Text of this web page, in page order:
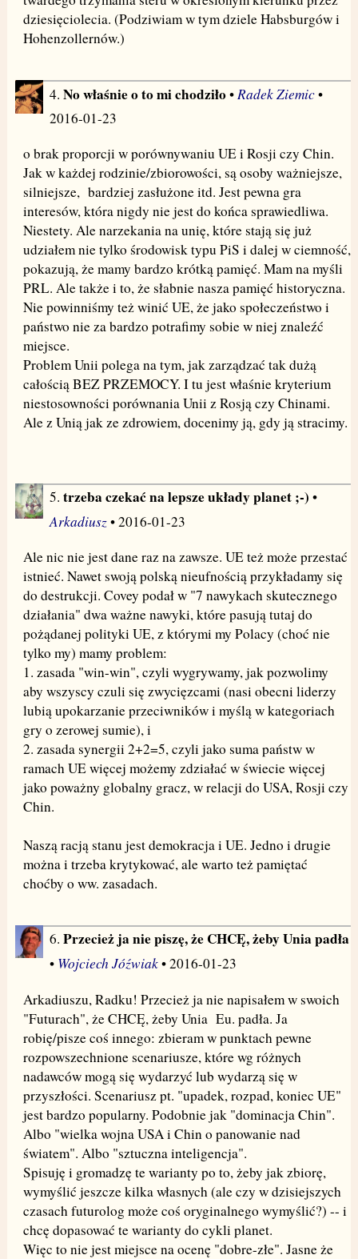
dziesięciolecia. (Podziwiam w tym dziele Habsburgów i
Hohenzollernów.)
4. No właśnie o to mi chodziło• Radek Ziemic•
2016-01-23
o brak proporcji w porównywaniu UE i Rosji czy Chin.
Jak w każdej rodzinie/zbiorowości, są osoby ważniejsze,
silniejsze, bardziej zasłużone itd. Jest pewna gra
interesów, która nigdy nie jest do końca sprawiedliwa.
Niestety. Ale narzekania na unię, które stają się już
udziałem nie tylko środowisk typu PiS i dalej w ciemność,
pokazują, że mamy bardzo krótką pamięć. Mam na myśli
PRL. Ale także i to, że słabnie nasza pamięć historyczna.
Nie powinniśmy też winić UE, że jako społeczeństwo i
państwo nie za bardzo potrafimy sobie w niej znaleźć
miejsce.
Problem Unii polega na tym, jak zarządzać tak dużą
całością BEZ PRZEMOCY. I tu jest właśnie kryterium
niestosowności porównania Unii z Rosją czy Chinami.
Ale z Unią jak ze zdrowiem, docenimy ją, gdy ją stracimy.
5. trzeba czekać na lepsze układy planet ;-) •
Arkadiusz• 2016-01-23
Ale nic nie jest dane raz na zawsze. UE też może przestać
istnieć. Nawet swoją polską nieufnością przykładamy się
do destrukcji. Covey podał w "7 nawykach skutecznego
działania" dwa ważne nawyki, które pasują tutaj do
pożądanej polityki UE, z którymi my Polacy (choć nie
tylko my) mamy problem:
1. zasada "win-win", czyli wygrywamy, jak pozwolimy
aby wszyscy czuli się zwycięzcami (nasi obecni liderzy
lubią upokarzanie przeciwników i myślą w kategoriach
gry o zerowej sumie), i
2. zasada synergii 2+2=5, czyli jako suma państw w
ramach UE więcej możemy zdziałać w świecie więcej
jako poważny globalny gracz, w relacji do USA, Rosji czy
Chin.
Naszą racją stanu jest demokracja i UE. Jedno i drugie
można i trzeba krytykować, ale warto też pamiętać
choćby o ww. zasadach.
6. Przecież ja nie piszę, że CHCĘ, żeby Unia padła
• Wojciech Jóźwiak• 2016-01-23
Arkadiuszu, Radku! Przecież ja nie napisałem w swoich
"Futurach", że CHCĘ, żeby Unia Eu. padła. Ja
robię/pisze coś innego: zbieram w punktach pewne
rozpowszechnione scenariusze, które wg różnych
nadawców mogą się wydarzyć lub wydarzą się w
przyszłości. Scenariusz pt. "upadek, rozpad, koniec UE"
jest bardzo popularny. Podobnie jak "dominacja Chin".
Albo "wielka wojna USA i Chin o panowanie nad
światem". Albo "sztuczna inteligencja".
Spisuję i gromadzę te warianty po to, żeby jak zbiorę,
wymyślić jeszcze kilka własnych (ale czy w dzisiejszych
czasach futurolog może coś oryginalnego wymyślić?) -- i
chcę dopasować te warianty do cykli planet.
Więc to nie jest miejsce na ocenę "dobre-złe". Jasne że